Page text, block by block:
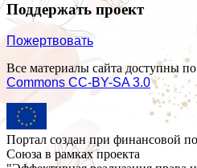
Поддержать проект
Пожертвовать
Все материалы сайта доступны
Commons СС-BY-SA 3.0
Портал создан при финансовой
Союза в рамках проекта